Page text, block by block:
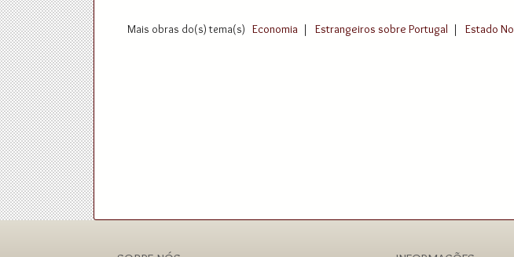
Mais obras do(s) tema(s) Economia | Estrangeiros sobre Portugal | Estado